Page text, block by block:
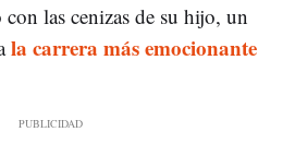
las cenizas de su hijo, un
la carrera más emocionante